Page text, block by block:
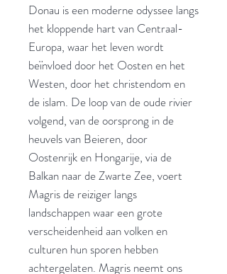
Donau is een moderne odyssee langs
het kloppende hart van Centraal-
Europa, waar het leven wordt
beïnvloed door het Oosten en het
Westen, door het christendom en
de islam. De loop van de oude rivier
volgend, van de oorsprong in de
heuvels van Beieren, door
Oostenrijk en Hongarije, via de
Balkan naar de Zwarte Zee, voert
Magris de reiziger langs
landschappen waar een grote
verscheidenheid aan volken en
culturen hun sporen hebben
achtergelaten. Magris neemt ons